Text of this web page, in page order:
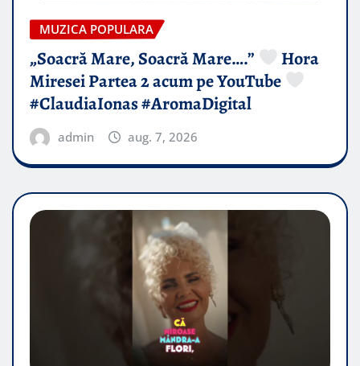
MUZICA POPULARA
„Soacră Mare, Soacră Mare….”
Hora
Miresei Partea 2 acum pe YouTube
#ClaudiaIonas #AromaDigital
admin aug. 7, 2026